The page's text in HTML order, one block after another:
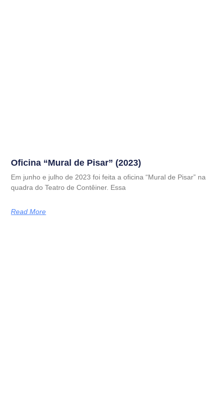
Oficina “Mural de Pisar” (2023)
Em junho e julho de 2023 foi feita a oficina “Mural de Pisar” na
quadra do Teatro de Contêiner. Essa
Read More